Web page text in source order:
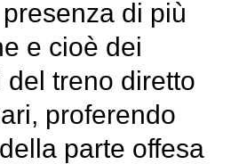
di più
e cioè dei
del treno diretto
proferendo
parte offesa